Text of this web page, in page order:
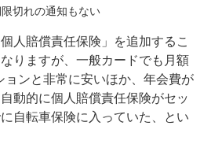
切れの通知もない
人賠償責任保険」を追加するこ
りますが、一般カードでも月額
ョンと非常に安いほか、年会費が
動的に個人賠償責任保険がセッ
自転車保険に入っていた、とい